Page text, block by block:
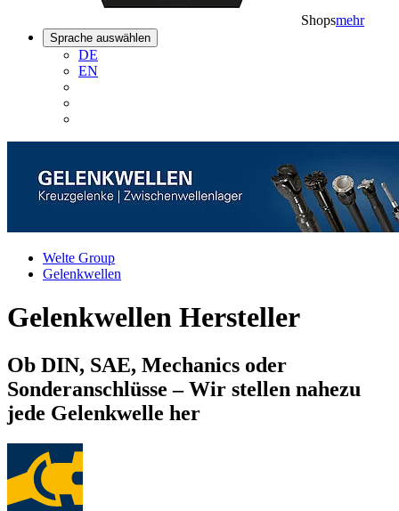
Shopsmehr
Sprache auswählen
DE
EN
Welte Group
Gelenkwellen
Gelenkwellen Hersteller
Ob DIN, SAE, Mechanics oder
Sonderanschlüsse – Wir stellen nahezu
jede Gelenkwelle her